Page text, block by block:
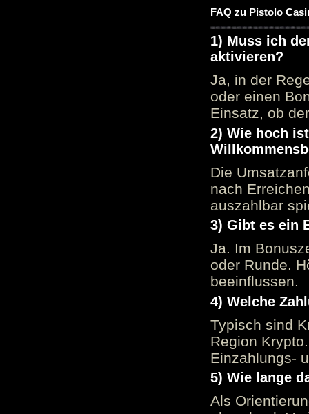
FAQ zu Pistolo
1) Muss ich
aktivieren?
Ja, in der
oder einen
Einsatz, ob
2) Wie hoch
Die
nach
auszahlbar
3) Gibt es ein
Ja. Im
oder Runde.
beeinflussen.
4) Welche
Typisch sind
Region
Einzahlungs-
5) Wie lange
Als